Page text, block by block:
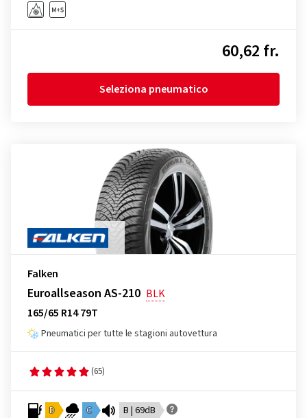
60,62 fr.
Seleziona pneumatico
Falken
Euroallseason AS-210 BLK
165/65 R14 79T
Pneumatici per tutte le stagioni autovettura
(65)
D C B | 69dB